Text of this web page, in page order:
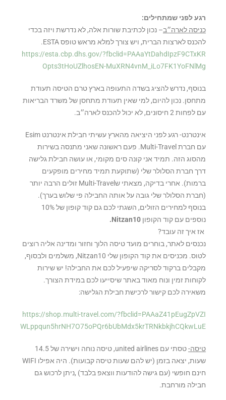
רגע לפני שמתחילים:
כניסה לארה״ב– נכון לכתיבת שורות אלה, לא נדרשת ויזה בכדי
להכנס לארצות הברית, ויש צורך למלא מראש טופס ESTA.
https://esta.cbp.dhs.gov/?fbclid=PAAaYtDahdIpzF9CTxKR
Opts3tHoUZlhosEN-MuXRN4vnM_iLo7FK1YoFNlMg
בנוסף, נדרש להציג בשדה התעופה בארץ טרם הטיסה תעודת
מתחסן. נכון להיום, למי שאין תעודת מתחסן של משרד הבריאות
עם לפחות 2 חיסונים, לא יכול להכנס לארה״ב.
אינטרנט- רגע לפני היציאה מהארץ עשיתי חבילת אינטרנט Esim
עם חברת Multi-Travel. פעם ראשונה שאני מתנסה בשירות
מהסוג הזה. תמיד אני קונה סים מקומי, או עושה חבילת גלישה
דרך חברת הסלולר שלי (שתוקעת תמיד מחירים מופקעים
ברמות). אחרי בדיקה, מצאתי שMulti-Travel זולים הרבה יותר
(חברת הסלולר שלי גובה על אותה החבילה פי שלוש בערך).
בנוסף למחירים הזולים, השגתי לכם גם קוד קופון של 10%
נוספים עם קוד הקופון Nitzan10.
אז איך זה עובד?
נכנסים לאתר, בוחרים מועד טיסה הלוך וחזור ומדינה אליה רוצים
לטוס. מכניסים את קוד הקופון שלי Nitzan10, משלמים ולבסוף,
מקבלים ברקוד לסריקה שיפעיל לכם את החבילה! יש שירות
לקוחות זמין ונוח מאוד באתר שיסייעו לכם במידת הצורך.
משאירה לכם קישור לרכישת חבילת הגלישה:
https://shop.multi-travel.com/?fbclid=PAAaZ41pEugZpVZI
WLppqun5hrNH7O75oPQr6bUbMdx5krTRNkbkjhCQkwLuE
טיסה-
טסתי עם united airlines, טיסה נוחה וישירה של 14.5
שעות, יצאה בזמן (יש להם שעות טיסה קבועות). היה אפילו WIFI
חינם חופשי (עם גישה להודעות ווצאפ בלבד) ,ניתן לרכוש גם
חבילה מורחבת.